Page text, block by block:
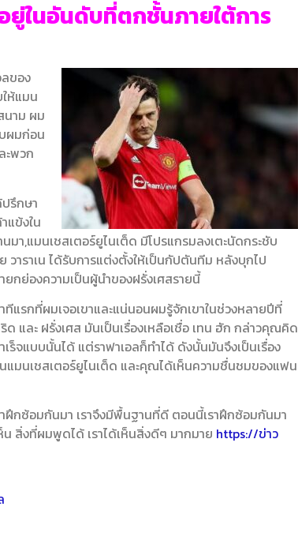
ยู่ในอันดับที่ตกชั้นภายใต้การ
ของ
ห้แมน
นาม ผม
ผมก่อน
ะพวก
รึกษา
แข้งใน
มา,แมนเชสเตอร์ยูไนเต็ด มีโปรแกรมลงเตะนัดกระชับ
าราเน ได้รับการแต่งตั้งให้เป็นกัปตันทีม หลังบุกไป
กย่องความเป็นผู้นำของฝรั่งเศสรายนี้
รกที่ผมเจอเขาและแน่นอนผมรู้จักเขาในช่วงหลายปีที่
และ ฝรั่งเศส มันเป็นเรื่องเหลือเชื่อ เทน ฮัก กล่าวคุณคิด
ร็จแบบนั้นได้ แต่ราฟาเอลก็ทำได้ ดังนั้นมันจึงเป็นเรื่อง
แมนเชสเตอร์ยูไนเต็ด และคุณได้เห็นความชื่นชมของแฟน
าฝึกซ้อมกันมา เราจึงมีพื้นฐานที่ดี ตอนนี้เราฝึกซ้อมกันมา
สิ่งที่ผมพูดได้ เราได้เห็นสิ่งดีๆ มากมาย https://ข่าว